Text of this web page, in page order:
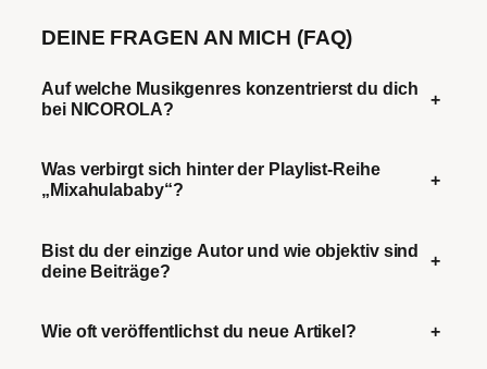
DEINE FRAGEN AN MICH (FAQ)
Auf welche Musikgenres konzentrierst du dich
bei NICOROLA?
+
Was verbirgt sich hinter der Playlist-Reihe
„Mixahulababy“?
+
Bist du der einzige Autor und wie objektiv sind
deine Beiträge?
+
Wie oft veröffentlichst du neue Artikel? +